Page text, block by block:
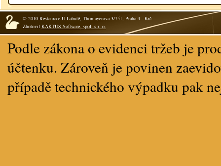
© 2010 Restaurace U Labutě, Thomayerova 3/751, Praha 4 - Krč
Zhotovil KAKTUS Software, spol. s r. o.
Podle zákona o evidenci tržeb je
účtenku. Zároveň je povinen
případě technického výpadku pak